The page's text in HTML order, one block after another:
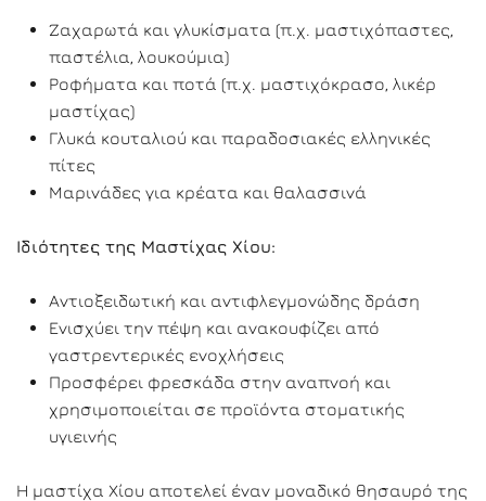
Ζαχαρωτά και γλυκίσματα (π.χ. μαστιχόπαστες,
παστέλια, λουκούμια)
Ροφήματα και ποτά (π.χ. μαστιχόκρασο, λικέρ
μαστίχας)
Γλυκά κουταλιού και παραδοσιακές ελληνικές
πίτες
Μαρινάδες για κρέατα και θαλασσινά
Ιδιότητες της Μαστίχας Χίου:
Αντιοξειδωτική και αντιφλεγμονώδης δράση
Ενισχύει την πέψη και ανακουφίζει από
γαστρεντερικές ενοχλήσεις
Προσφέρει φρεσκάδα στην αναπνοή και
χρησιμοποιείται σε προϊόντα στοματικής
υγιεινής
Η μαστίχα Χίου αποτελεί έναν μοναδικό θησαυρό της